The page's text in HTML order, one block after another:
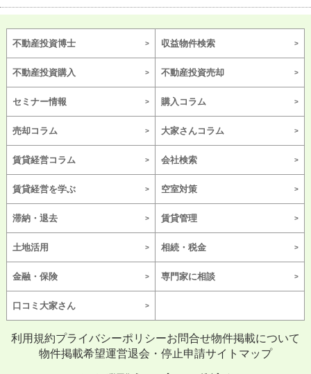
不動産投資博士 収益物件検索
不動産投資購入 不動産投資売却
セミナー情報 購入コラム
売却コラム 大家さんコラム
賃貸経営コラム 会社検索
賃貸経営を学ぶ 空室対策
滞納・退去 賃貸管理
土地活用 相続・税金
金融・保険 専門家に相談
口コミ大家さん
利用規約プライバシーポリシーお問合せ物件掲載について
物件掲載希望運営退会・停止申請サイトマップ